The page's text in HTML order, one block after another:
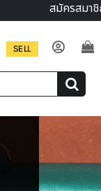
สมัครสมา
SELL